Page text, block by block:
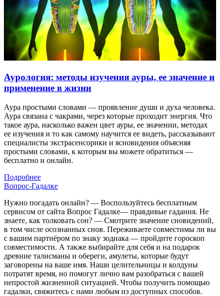
Аурология: методы изучения ауры, ее значение и
применение в жизни
Аура простыми словами — проявление души и духа человека.
Аура связана с чакрами, через которые проходит энергия. Что
такое аура, насколько важен цвет ауры, ее значении, методах
ее изучения и то как самому научится ее видеть, рассказывают
специалисты экстрасенсорики и ясновидения объясняя
простыми словами, к которым вы можете обратиться —
бесплатно и онлайн.
Подробнее
Вопрос-Гадалке
Нужно погадать онлайн? — Воспользуйтесь бесплатным
сервисом от сайта Вопрос Гадалке— правдивые гадания. Не
знаете, как толковать сон? — Смотрите значение сновидений,
в том числе осознанных снов. Переживаете совместимы ли вы
с вашим партнёром по знаку зодиака — пройдите гороскоп
совместимости. А также выбирайте для себя и на подарок
древние талисманы и обереги, амулеты, которые будут
заговорены на ваше имя. Наши целительницы и колдуны
потратят время, но помогут лично вам разобраться с вашей
непростой жизненной ситуацией. Чтобы получить помощью
гадалки, свяжитесь с нами любым из доступных способов.